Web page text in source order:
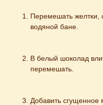
Перемешать желтки,
водяной бане.
В белый шоколад
перемешать.
Добавить сгущенное